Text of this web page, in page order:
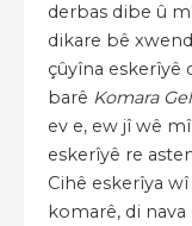
derbas dibe û
dikare bê
çûyîna eskerîyê
barê Komara Gel
ev e, ew jî wê
eskerîyê re
Cihê eskerîya wî
komarê, di nava